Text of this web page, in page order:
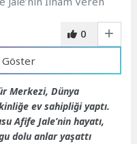
0
Göster
Merkezi, Dünya
ev sahipliği yaptı.
Afife Jale’nin hayatı,
dolu anlar yaşattı